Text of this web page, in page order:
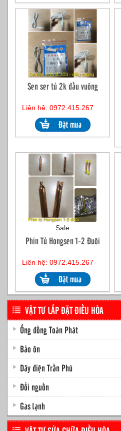
Sen ser tủ 2k đầu vuông
Liên hệ: 0972.415.267
Sale
Phin Tủ Hongsen 1-2 Đuôi
Liên hệ: 0972.415.267
VẬT TƯ LẮP ĐẶT ĐIỀU HÒA
Ống đồng Toàn Phát
Bảo ôn
Dây điện Trần Phú
Đổi nguồn
Gas lạnh